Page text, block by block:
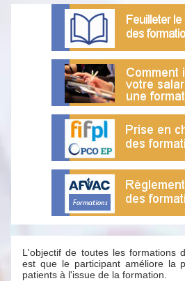
L'objectif de toutes les formations
est que le participant améliore la
patients à l'issue de la formation.